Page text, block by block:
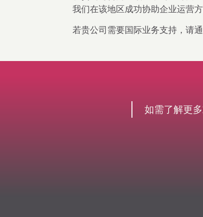
我们在该地区成功协助企业运营方
若贵公司需要国际业务支持，请
如需了解更